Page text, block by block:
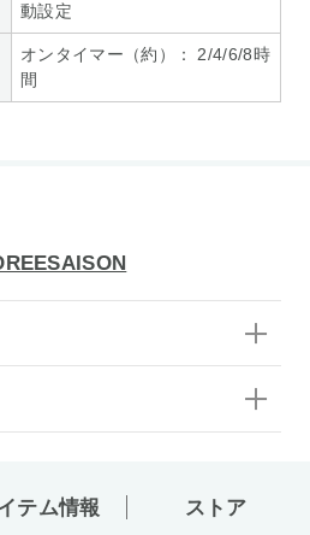
動設定
オンタイマー（約）： 2/4/6/8時
間
テム情報 ストア